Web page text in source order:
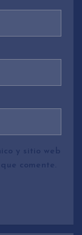
y sitio web
comente.